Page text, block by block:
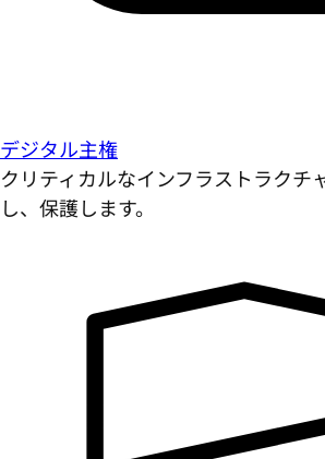
デジタル主権
クリティカルなインフラストラクチ
し、保護します。